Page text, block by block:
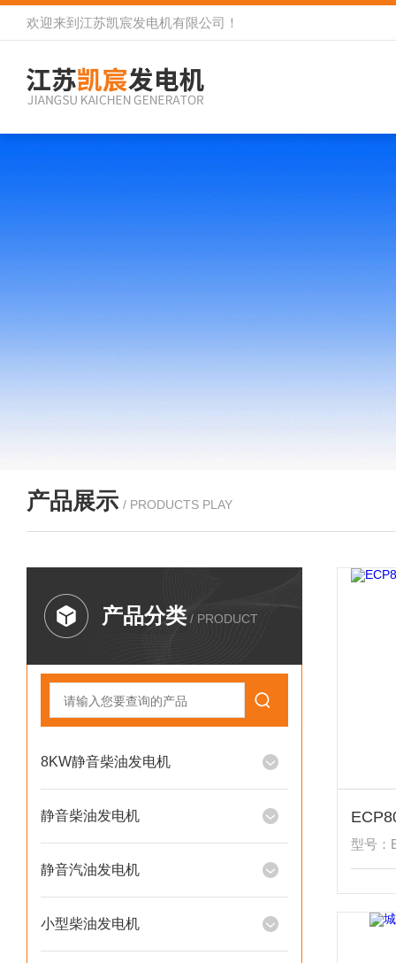
欢迎来到 江苏凯宸发电机有限公司 ！
产品展示 / PRODUCTS PLAY
产品分类 / PRODUCT
8KW静音柴油发电机
静音柴油发电机
静音汽油发电机
小型柴油发电机
型号：